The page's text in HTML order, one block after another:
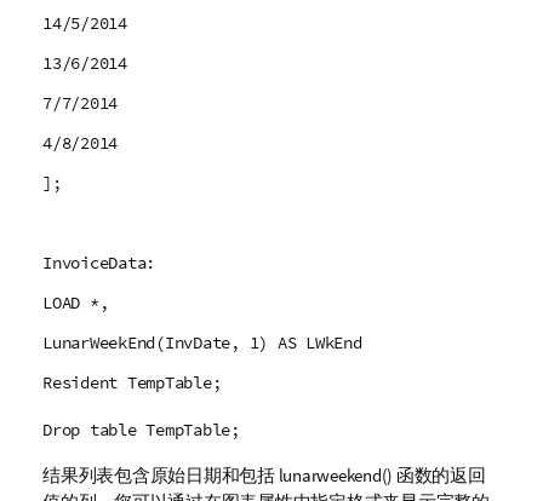
14/5/2014
13/6/2014
7/7/2014
4/8/2014
];
InvoiceData:
LOAD *,
LunarWeekEnd(InvDate, 1) AS LWkEnd
Resident TempTable;
Drop table TempTable;
结果列表包含原始日期和包括 lunarweekend() 函数的返回